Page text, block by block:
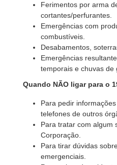
Ferimentos por arma
cortantes/perfurantes.
Emergências com
combustíveis.
Desabamentos,
Emergências
temporais e chuvas de
Quando NÃO ligar para o
Para pedir
telefones de outros
Para tratar com algum
Corporação.
Para tirar dúvidas
emergenciais.